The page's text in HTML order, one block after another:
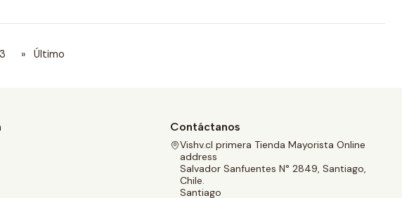
3 » Último
Contáctanos
Vishv.cl primera Tienda Mayorista Online
address
Salvador Sanfuentes N° 2849, Santiago,
Chile.
Santiago